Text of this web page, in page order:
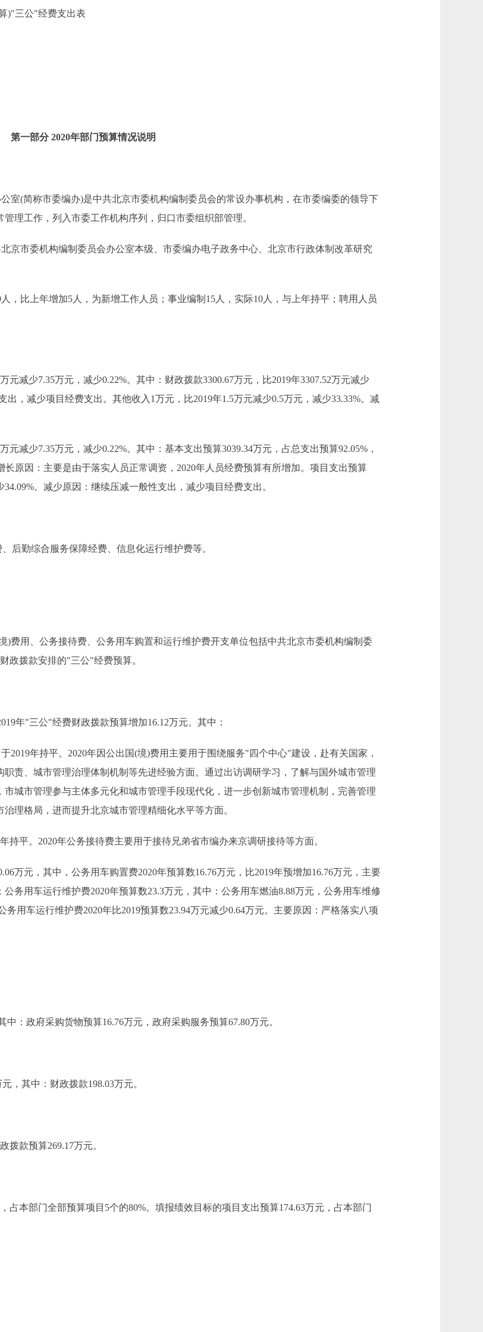
)"三公"经费支出表
第一部分 2020年部门预算情况说明
(简称市委编办)是中共北京市委机构编制委员会的常设办事机构，在市委编委的领导下
理工作，列入市委工作机构序列，归口市委组织部管理。
市委机构编制委员会办公室本级、市委编办电子政务中心、北京市行政体制改革研究
比上年增加5人，为新增工作人员；事业编制15人，实际10人，与上年持平；聘用人员
减少7.35万元，减少0.22%。其中：财政拨款3300.67万元，比2019年3307.52万元减少
出，减少项目经费支出。其他收入1万元，比2019年1.5万元减少0.5万元，减少33.33%。减
减少7.35万元，减少0.22%。其中：基本支出预算3039.34万元，占总支出预算92.05%，
长原因：主要是由于落实人员正常调资，2020年人员经费预算有所增加。项目支出预算
。减少原因：继续压减一般性支出，减少项目经费支出。
勤综合服务保障经费、信息化运行维护费等。
用、公务接待费、公务用车购置和运行维护费开支单位包括中共北京市委机构编制委
政拨款安排的"三公"经费预算。
年"三公"经费财政拨款预算增加16.12万元。其中：
年持平。2020年因公出国(境)费用主要用于围绕服务"四个中心"建设，赴有关国家，
责、城市管理治理体制机制等先进经验方面。通过出访调研学习，了解与国外城市管理
城市管理参与主体多元化和城市管理手段现代化，进一步创新城市管理机制，完善管理
理格局，进而提升北京城市管理精细化水平等方面。
平。2020年公务接待费主要用于接待兄弟省市编办来京调研接待等方面。
元，其中，公务用车购置费2020年预算数16.76万元，比2019年预增加16.76万元，主要
务用车运行维护费2020年预算数23.3万元，其中：公务用车燃油8.88万元，公务用车维修
务用车运行维护费2020年比2019预算数23.94万元减少0.64万元。主要原因：严格落实八项
：政府采购货物预算16.76万元，政府采购服务预算67.80万元。
其中：财政拨款198.03万元。
款预算269.17万元。
本部门全部预算项目5个的80%。填报绩效目标的项目支出预算174.63万元，占本部门